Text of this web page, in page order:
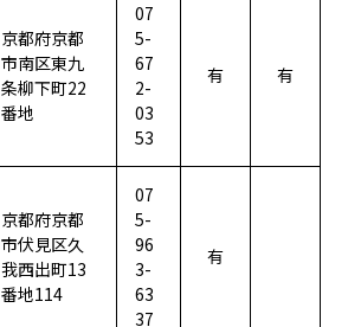
京都府京都
市南区東九
条柳下町22
番地
07
5-
67
2-
03
53
有 有
京都府京都
市伏見区久
我西出町13
番地114
07
5-
96
3-
63
37
有